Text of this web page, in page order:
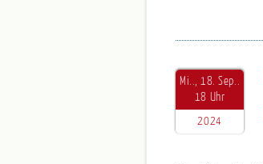
Mi.., 18. Sep..
18 Uhr
2024